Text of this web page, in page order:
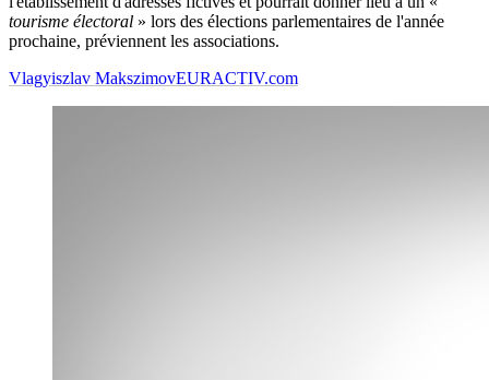
tourisme électoral » lors des élections parlementaires de l'année
prochaine, préviennent les associations.
Vlagyiszlav MakszimovEURACTIV.com